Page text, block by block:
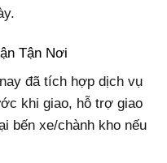
Tận Nơi
đã tích hợp dịch vụ
khi giao, hỗ trợ giao
bến xe/chành kho nếu